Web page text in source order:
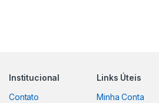
Institucional
Contato
Links Úteis
Minha Conta